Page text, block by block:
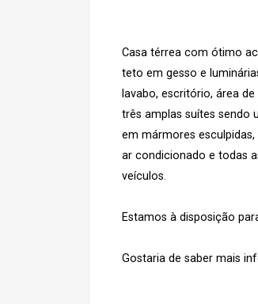
Casa térrea com ótimo
teto em gesso e
lavabo, escritório, área
três amplas suítes sendo
em mármores
ar condicionado e todas
veículos.
Estamos à disposição
Gostaria de saber mais